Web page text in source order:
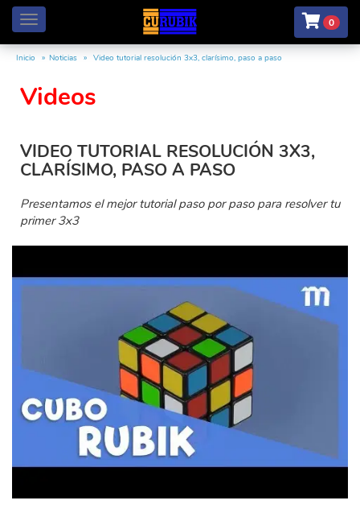
Menú 0
Inicio Noticias Video tutorial resolución 3x3, clarísimo, paso a paso
Videos
VIDEO TUTORIAL RESOLUCIÓN 3X3,
CLARÍSIMO, PASO A PASO
Presentamos el mejor tutorial paso por paso para resolver tu
primer 3x3